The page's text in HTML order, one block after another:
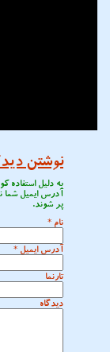
نوشتن
به دلیل استفاده
آدرس ایمیل شما
پر شوند.
نام*
آدرس ایمیل*
تارنما
دیدگاه